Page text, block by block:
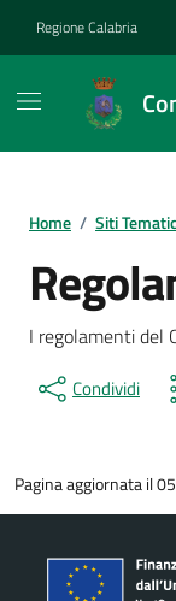
Regione Calabria
Home / Siti
I regolamenti del
Condividi
Pagina aggiornata il